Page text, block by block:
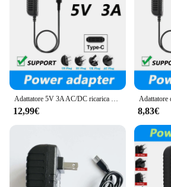
Adattatore 5V 3A AC/DC ricarica USB tipo C alimentatore spina ue caricabatterie da viaggio per Nintend Switch NS Console di gioco
12,99€ 8,83€